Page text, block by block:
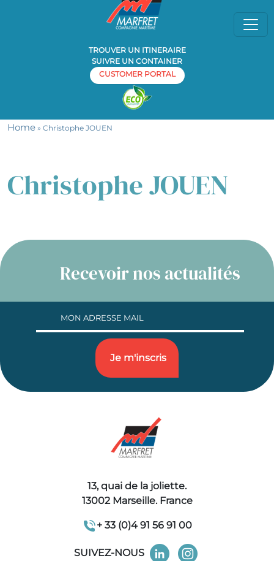
TROUVER UN ITINERAIRE
SUIVRE UN CONTAINER
CUSTOMER PORTAL
Home » Christophe JOUEN
Christophe JOUEN
Recevoir nos actualités
13, quai de la joliette.
13002 Marseille. France
+ 33 (0)4 91 56 91 00
SUIVEZ-NOUS